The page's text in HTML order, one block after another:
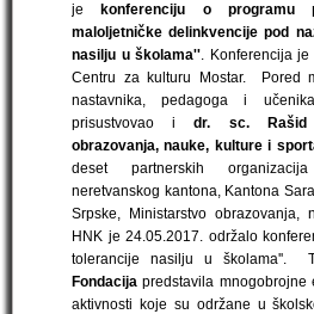
je
konferenciju o programu
maloljetničke delinkvencije pod
nasilju u školama''. Konferencija
Centru za kulturu Mostar. Pored
nastavnika, pedagoga i
prisustvovao idr. sc. Rašid
obrazovanja, nauke, kulture i
deset partnerskih
neretvanskog kantona, Kantona
Srpske, Ministarstvo obrazovanja,
HNK je 24.05.2017. održalo
tolerancije nasilju u školama''.
Fondacija predstavila mnogobrojne
aktivnosti koje su održane u